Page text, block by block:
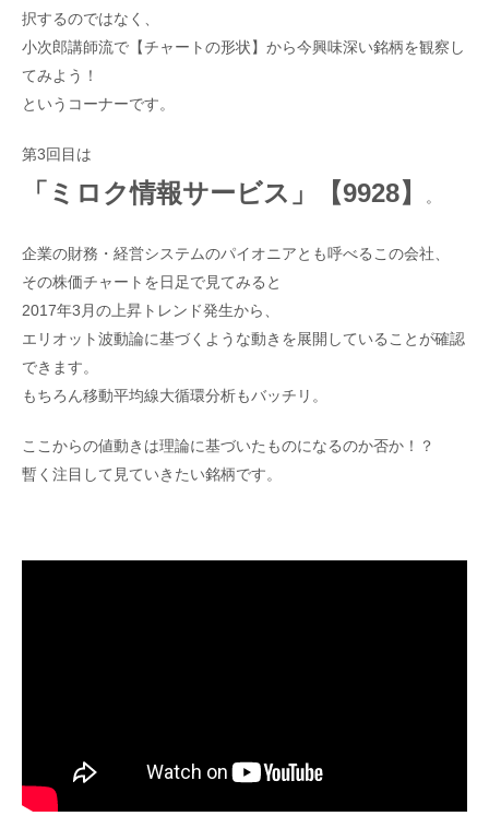
択するのではなく、
小次郎講師流で【チャートの形状】から今興味深い銘柄を観察し
てみよう！
というコーナーです。
第3回目は
「ミロク情報サービス」【9928】 。
企業の財務・経営システムのパイオニアとも呼べるこの会社、
その株価チャートを日足で見てみると
2017年3月の上昇トレンド発生から、
エリオット波動論に基づくような動きを展開していることが確認
できます。
もちろん移動平均線大循環分析もバッチリ。
ここからの値動きは理論に基づいたものになるのか否か！？
暫く注目して見ていきたい銘柄です。